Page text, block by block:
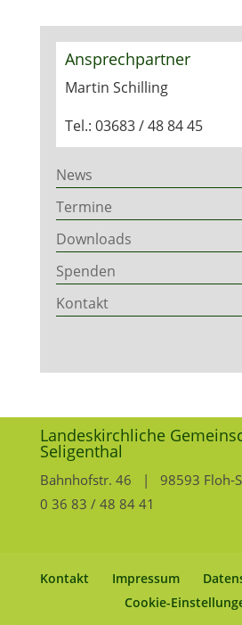
Ansprechpartner
Martin Schilling
Tel.: 03683 / 48 84 45
News
Termine
Downloads
Spenden
Kontakt
Landeskirchliche
Seligenthal
Bahnhofstr. 46 | 98593 Floh-
0 36 83 / 48 84 41
Kontakt Impressum
Cookie-